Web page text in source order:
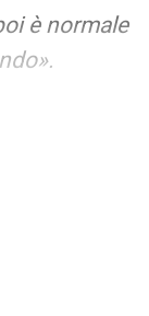
è normale